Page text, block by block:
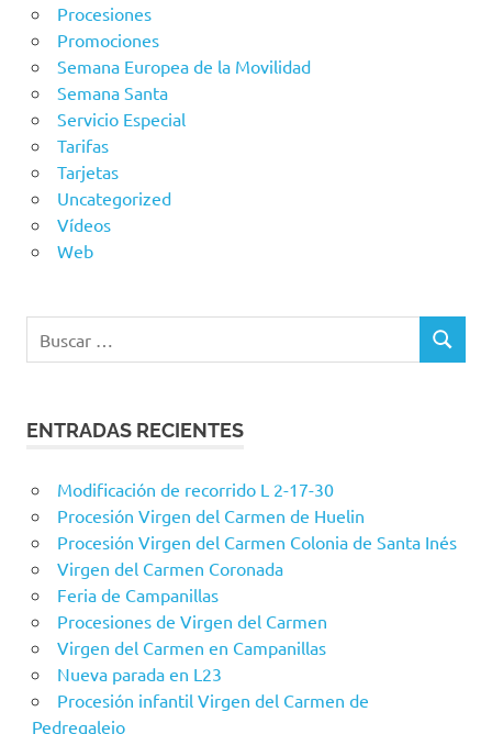
Procesiones
Promociones
Semana Europea de la Movilidad
Semana Santa
Servicio Especial
Tarifas
Tarjetas
Uncategorized
Vídeos
Web
BUSCAR
ENTRADAS RECIENTES
Modificación de recorrido L 2-17-30
Procesión Virgen del Carmen de Huelin
Procesión Virgen del Carmen Colonia de Santa Inés
Virgen del Carmen Coronada
Feria de Campanillas
Procesiones de Virgen del Carmen
Virgen del Carmen en Campanillas
Nueva parada en L23
Procesión infantil Virgen del Carmen de
Pedregalejo